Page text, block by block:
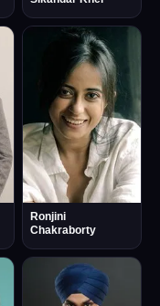
Ronjini
Chakraborty